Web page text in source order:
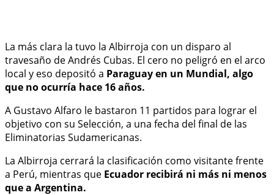
La más clara la tuvo la Albirroja con un disparo al
travesaño de Andrés Cubas. El cero no peligró en el arco
local y eso depositó a Paraguay en un Mundial, algo
que no ocurría hace 16 años.
A Gustavo Alfaro le bastaron 11 partidos para lograr el
objetivo con su Selección, a una fecha del final de las
Eliminatorias Sudamericanas.
La Albirroja cerrará la clasificación como visitante frente
a Perú, mientras que Ecuador recibirá ni más ni menos
que a Argentina.